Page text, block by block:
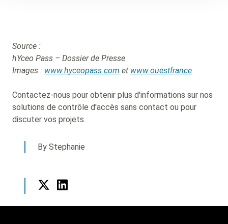
By Stephanie
Source :
hYceo Pass – Dossier de Presse
Images : www.hyceopass.com et www.ouestfrance
Contactez-nous pour obtenir plus d'informations sur nos
solutions de contrôle d'accès sans contact ou pour
discuter vos projets.